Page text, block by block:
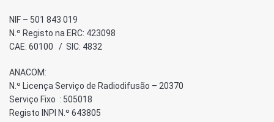
NIF – 501 843 019
N.º Registo na ERC: 423098
CAE: 60100 / SIC: 4832
ANACOM:
N.º Licença Serviço de Radiodifusão – 20370
Serviço Fixo : 505018
Registo INPI N.º 643805